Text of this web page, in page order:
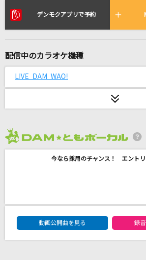
リアルタイムで歌われている
[生音]明日への手紙
残響散歌
ロ・ヴァージョン)]
Sarah Brightman
[生音]ツキミソウ
デンモクアプリで予約
配信中のカラオケ機種
LIVE DAM WAO!
今なら採用のチャンス！ エントリ
DAM★ともボーカルエントリーラ
動画公開曲を見る
録